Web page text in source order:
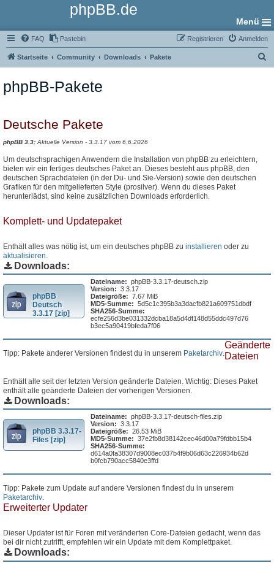
phpBB.de
Menü
FAQ Pastebin Anmelden
Registrieren
Startseite Community Downloads Pakete
phpBB-Pakete
Deutsche Pakete
phpBB 3.3: Aktuelle Version - 3.3.17 vom 6.6.2026
Um deutschsprachigen Anwendern die Installation von phpBB zu erleichtern,
bieten wir ein fertiges deutsches Paket an. Dieses besteht aus phpBB, den
deutschen Sprachdateien (in der Du- und Sie-Version) sowie den deutschen
Grafiken für den mitgelieferten Style (prosilver). Wenn du dieses Paket
herunterlädst, sind keine zusätzlichen Downloads erforderlich.
Komplett- und Updatepaket
Enthält alles was nötig ist, um ein deutsches phpBB zu installieren oder zu
aktualisieren.
Downloads:
phpBB
Deutsch
3.3.17 [zip]
Dateiname: phpBB-3.3.17-deutsch.zip
Version: 3.3.17
Dateigröße: 7.67 MiB
MD5-Summe: 5d5c1c395b3a3dacfb821a609751dbdf
SHA256-Summe:
ecfe256d3be031332dcba18a5d4df148d55ddc497d76
b3ec5a90419bfeda7f06
Tipp: Pakete anderer Versionen findest du in unserem Paketarchiv.
Geänderte
Dateien
Enthält alle seit der letzten Version geänderte Dateien. Wichtig: Dieses Paket
enthält alle geänderte Dateien der vorherigen Versionen.
Downloads:
phpBB 3.3.17-
Files [zip]
Dateiname: phpBB-3.3.17-deutsch-files.zip
Version: 3.3.17
Dateigröße: 26.53 MiB
MD5-Summe: 37e2fb8d38142cec46d00a79fdbb15b4
SHA256-Summe:
d614a0fa38307d9008ec037b4f9b06d63c226934b62d
b0fcb790acc5840e3ffd
Tipp: Pakete zum Update auf andere Versionen findest du in unserem
Paketarchiv.
Erweiterter Updater
Dieser Updater ist für Foren mit veränderten Core-Dateien gedacht, wenn das
bei dir nicht zutrifft, empfehlen wir ein Update mit dem Komplettpaket.
Downloads: